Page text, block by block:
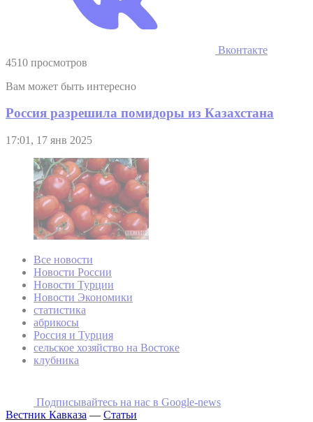
Вконтакте
4510 просмотров
Вам может быть интересно
Россия разрешила помидоры из Казахстана
17:01, 17 янв 2025
Все новости
Новости России
Новости Турции
Новости Экономики
статистика
абрикосы
Россия и Турция
сельское хозяйство на Востоке
клубника
Подписывайтесь на наc в Google-news
Вестник Кавказа — Статьи